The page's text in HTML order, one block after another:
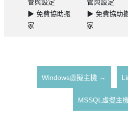
▶ 免費協助搬
家
▶ 免費協助
家
Windows虛擬主機 →
MSSQL虛擬主